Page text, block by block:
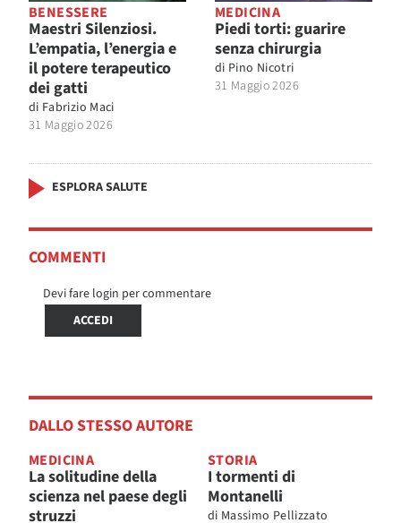
BENESSERE
Maestri Silenziosi.
L’empatia, l’energia e
il potere terapeutico
dei gatti
di Fabrizio Maci
31 Maggio 2026
MEDICINA
Piedi torti: guarire
senza chirurgia
di Pino Nicotri
31 Maggio 2026
ESPLORA SALUTE
COMMENTI
Devi fare login per commentare
ACCEDI
DALLO STESSO AUTORE
MEDICINA
La solitudine della
scienza nel paese degli
struzzi
STORIA
I tormenti di
Montanelli
di Massimo Pellizzato